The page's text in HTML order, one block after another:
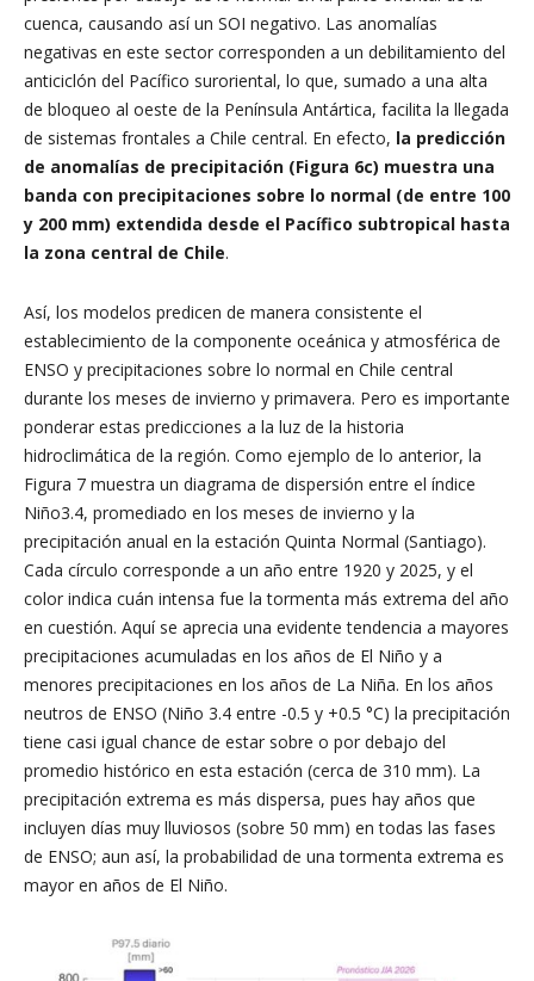
cuenca, causando así un SOI negativo. Las anomalías
negativas en este sector corresponden a un debilitamiento del
anticiclón del Pacífico suroriental, lo que, sumado a una alta
de bloqueo al oeste de la Península Antártica, facilita la llegada
de sistemas frontales a Chile central. En efecto, la predicción
de anomalías de precipitación (Figura 6c) muestra una
banda con precipitaciones sobre lo normal (de entre 100
y 200 mm) extendida desde el Pacífico subtropical hasta
la zona central de Chile.
Así, los modelos predicen de manera consistente el
establecimiento de la componente oceánica y atmosférica de
ENSO y precipitaciones sobre lo normal en Chile central
durante los meses de invierno y primavera. Pero es importante
ponderar estas predicciones a la luz de la historia
hidroclimática de la región. Como ejemplo de lo anterior, la
Figura 7 muestra un diagrama de dispersión entre el índice
Niño3.4, promediado en los meses de invierno y la
precipitación anual en la estación Quinta Normal (Santiago).
Cada círculo corresponde a un año entre 1920 y 2025, y el
color indica cuán intensa fue la tormenta más extrema del año
en cuestión. Aquí se aprecia una evidente tendencia a mayores
precipitaciones acumuladas en los años de El Niño y a
menores precipitaciones en los años de La Niña. En los años
neutros de ENSO (Niño 3.4 entre -0.5 y +0.5 °C) la precipitación
tiene casi igual chance de estar sobre o por debajo del
promedio histórico en esta estación (cerca de 310 mm). La
precipitación extrema es más dispersa, pues hay años que
incluyen días muy lluviosos (sobre 50 mm) en todas las fases
de ENSO; aun así, la probabilidad de una tormenta extrema es
mayor en años de El Niño.